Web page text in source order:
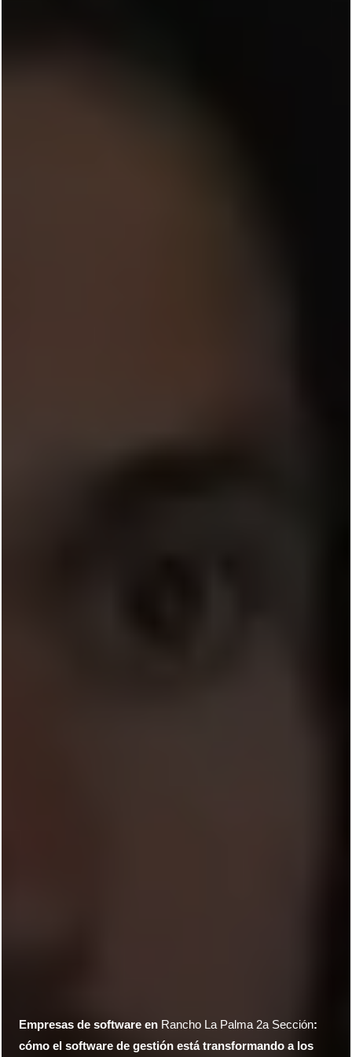
Empresas de software en Rancho La Palma 2a Sección:
cómo el software de gestión está transformando a los